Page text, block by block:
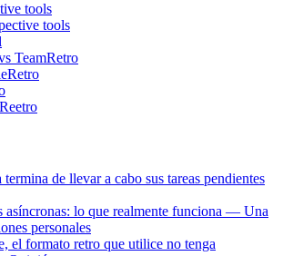
tools
tools
TeamRetro
de llevar a cabo sus tareas pendientes
asíncronas: lo que realmente funciona — Una
personales
el formato retro que utilice no tenga